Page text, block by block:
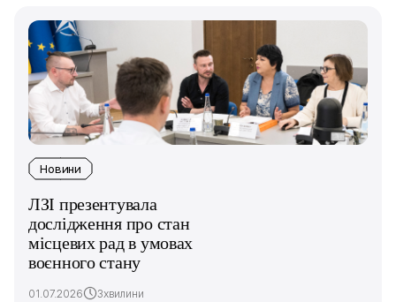
Новини
ЛЗІ презентувала
дослідження про стан
місцевих рад в умовах
воєнного стану
01.07.2026 3хвилини